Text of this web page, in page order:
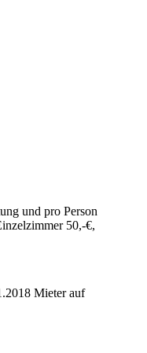
und pro Person
50,-€,
Mieter auf